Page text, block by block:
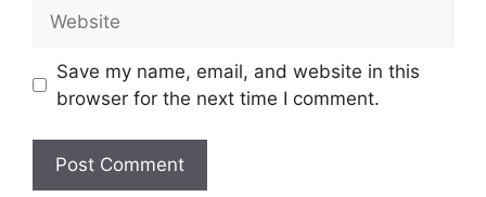
Save my name, email, and website in this
browser for the next time I comment.